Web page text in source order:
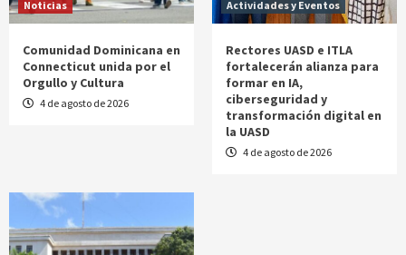
Noticias
Comunidad Dominicana en
Connecticut unida por el
Orgullo y Cultura
4 de agosto de 2026
Actividades y Eventos
Rectores UASD e ITLA
fortalecerán alianza para
formar en IA,
ciberseguridad y
transformación digital en
la UASD
4 de agosto de 2026